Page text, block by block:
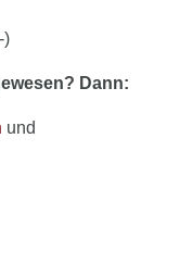
)
Dann:
und